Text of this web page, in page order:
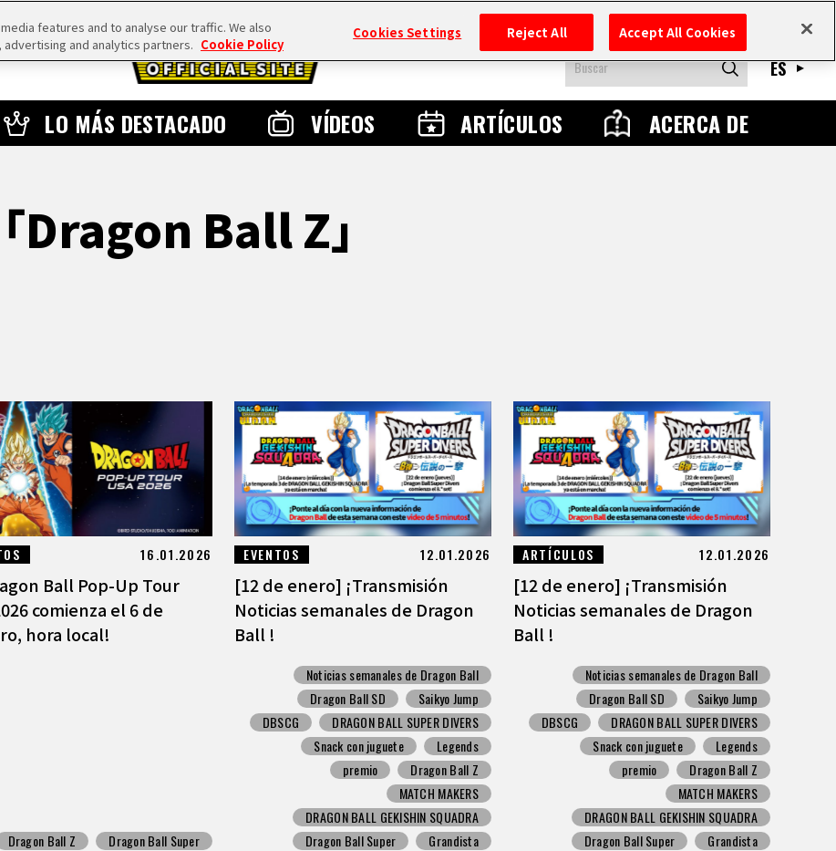
LO MÁS DESTACADO VÍDEOS ARTÍCULOS ACERCA DE
ES
Ball Z」
16.01.2026
Ball Pop-Up Tour
comienza el 6 de
hora local!
Dragon Ball Z
Dragon Ball Super
EVENTOS 12.01.2026
[12 de enero] ¡Transmisión
Noticias semanales de Dragon
Ball !
Noticias semanales de Dragon Ball
Dragon Ball SD
Saikyo Jump
DBSCG
DRAGON BALL SUPER DIVERS
Snack con juguete
Legends
premio
Dragon Ball Z
MATCH MAKERS
DRAGON BALL GEKISHIN SQUADRA
Dragon Ball Super
Grandista
ARTÍCULOS 12.01.2026
[12 de enero] ¡Transmisión
Noticias semanales de Dragon
Ball !
Noticias semanales de Dragon Ball
Dragon Ball SD
Saikyo Jump
DBSCG
DRAGON BALL SUPER DIVERS
Snack con juguete
Legends
premio
Dragon Ball Z
MATCH MAKERS
DRAGON BALL GEKISHIN SQUADRA
Dragon Ball Super
Grandista
features and to analyse our traffic. We also
and analytics partners. Cookie Policy
Cookies Settings Reject All Accept All Cookies